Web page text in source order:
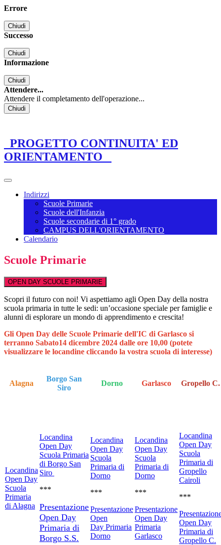
Errore
Chiudi
Successo
Chiudi
Informazione
Chiudi
Attendere...
Attendere il completamento dell'operazione...
Chiudi
PROGETTO CONTINUITA' ED
ORIENTAMENTO
Indirizzi
Scuole Primarie
Scuole dell'Infanzia
Scuole secondarie di 1° grado
CAMPUS DELL'ORIENTAMENTO
Calendario
Scuole Primarie
OPEN DAY SCUOLE PRIMARIE
Scopri il futuro con noi! Vi aspettiamo agli Open Day della nostra
scuola primaria in tutte le sedi: un’occasione speciale per famiglie e
alunni di esplorare un mondo di apprendimento e crescita!
Gli Open Day delle Scuole Primarie dell'IC di Garlasco si
terranno Sabato14 dicembre 2024 dalle ore 10,00 (potete
visualizzare le locandine cliccando la vostra scuola di interesse)
Alagna
Borgo San
Siro
Dorno Garlasco Gropello C.
Locandina
Open Day
Scuola
Primaria
di Alagna
Locandina
Open Day
Scuola Primaria
di Borgo San
Siro
***
Presentazione
Open Day
Primaria di
Borgo S.S.
Locandina
Open Day
Scuola
Primaria di
Dorno
***
Presentazione
Open
Day Primaria
Dorno
Locandina
Open Day
Scuola
Primaria di
Dorno
***
Presentazione
Open Day
Primaria
Garlasco
Locandina
Open Day
Scuola
Primaria di
Gropello
Cairoli
***
Open Day
Primaria di
Gropello C.